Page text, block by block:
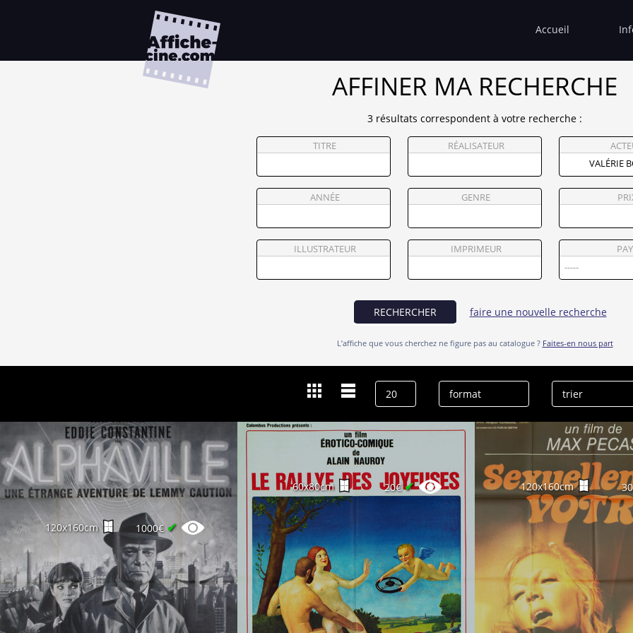
Accueil
AFFINER MA RECHERCHE
3 résultats correspondent à votre recherche :
TITRE RÉALISATEUR
ANNÉE GENRE
ILLUSTRATEUR IMPRIMEUR
RECHERCHER faire une nouvelle recherche
L’affiche que vous cherchez ne figure pas au catalogue ? Faites-en nous part
Valérie Boisgel
effacer l’historique
120x160cm 1000€ ✔
60x80cm 20€✔ 120x160cm